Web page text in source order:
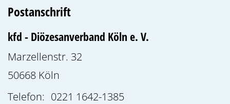
Postanschrift
kfd - Diözesanverband Köln e. V.
Marzellenstr. 32
50668 Köln
Telefon: 0221 1642-1385